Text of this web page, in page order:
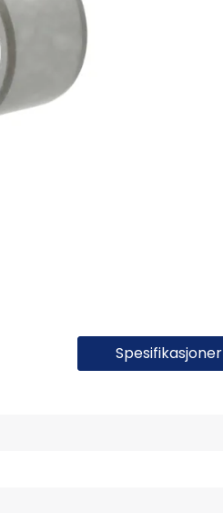
Spesifikasjoner